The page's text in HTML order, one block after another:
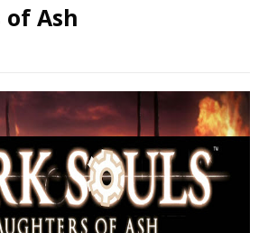
Ash